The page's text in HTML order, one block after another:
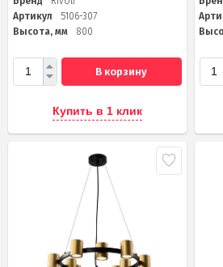
Артикул
5106-307
Высота, мм
800
В корзину
Купить в 1 клик